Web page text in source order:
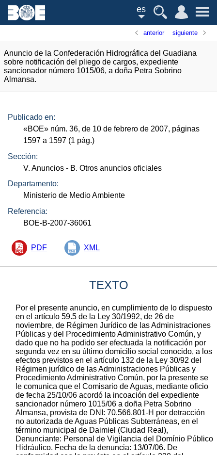
es
anterior siguiente
Anuncio de la Confederación Hidrográfica del Guadiana
sobre notificación del pliego de cargos, expediente
sancionador número 1015/06, a doña Petra Sobrino
Almansa.
Publicado en:
«BOE» núm. 36, de 10 de febrero de 2007, páginas
1597 a 1597 (1 pág.)
Sección:
V. Anuncios - B. Otros anuncios oficiales
Departamento:
Ministerio de Medio Ambiente
Referencia:
BOE-B-2007-36061
PDF XML
TEXTO
Por el presente anuncio, en cumplimiento de lo dispuesto
en el artículo 59.5 de la Ley 30/1992, de 26 de
noviembre, de Régimen Jurídico de las Administraciones
Públicas y del Procedimiento Administrativo Común, y
dado que no ha podido ser efectuada la notificación por
segunda vez en su último domicilio social conocido, a los
efectos previstos en el artículo 132 de la Ley 30/92 del
Régimen jurídico de las Administraciones Públicas y
Procedimiento Administrativo Común, por la presente se
le comunica que el Comisario de Aguas, mediante oficio
de fecha 25/10/06 acordó la incoación del expediente
sancionador número 1015/06 a doña Petra Sobrino
Almansa, provista de DNI: 70.566.801-H por detracción
no autorizada de Aguas Públicas Subterráneas, en el
término municipal de Daimiel (Ciudad Real),
Denunciante: Personal de Vigilancia del Domínio Público
Hidráulico. Fecha de la denuncia: 13/07/06. De